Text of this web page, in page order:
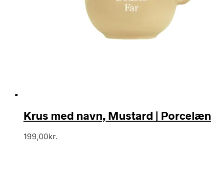
Krus med navn, Mustard | Porcelæn
199,00kr.